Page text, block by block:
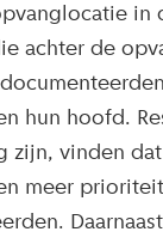
in
achter de
hun hoofd.
zijn, vinden
meer